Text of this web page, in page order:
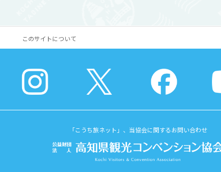
このサイトについて
「こうち旅ネット」、当協会に関するお問い合わせ